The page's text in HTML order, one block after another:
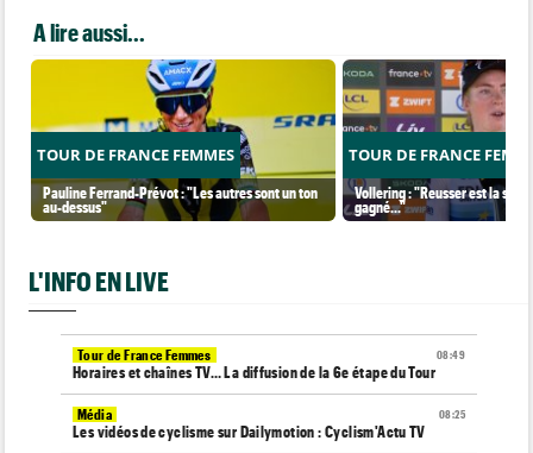
A lire aussi...
TOUR DE FRANCE FEMMES
Pauline Ferrand-Prévot : "Les autres sont un ton
au-dessus"
TOUR DE FRANCE
Vollering : "Reusser est la
gagné..."
L'INFO EN LIVE
08:49
Tour de France Femmes
Horaires et chaînes TV… La diffusion de la 6e étape du Tour
08:25
Média
Les vidéos de cyclisme sur Dailymotion : Cyclism'Actu TV